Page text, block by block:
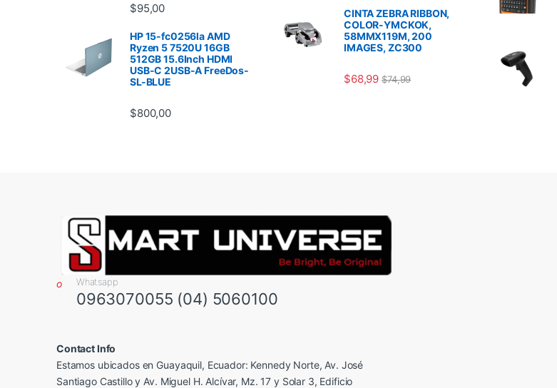
$95,00
HP 15-fc0256la AMD
Ryzen 5 7520U 16GB
512GB 15.6Inch HDMI
USB-C 2USB-A FreeDos-
SL-BLUE
$800,00
CINTA ZEBRA RIBBON,
COLOR-YMCKOK,
58MMX119M, 200
IMAGES, ZC300
$68,99 $74,99
Whatsapp
0963070055 (04) 5060100
Contact Info
Estamos ubicados en Guayaquil, Ecuador: Kennedy Norte, Av. José
Santiago Castillo y Av. Miguel H. Alcívar, Mz. 17 y Solar 3, Edificio